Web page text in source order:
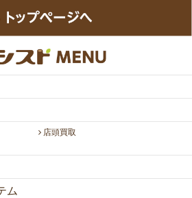
店頭買取
ム